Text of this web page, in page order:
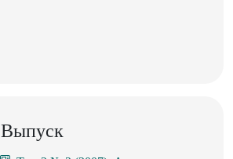
Выпуск